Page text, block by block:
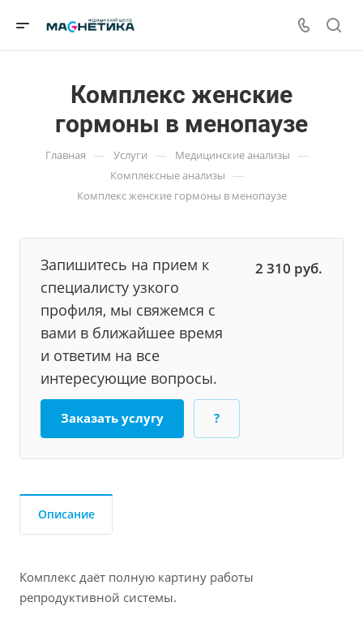
Комплекс женские
гормоны в менопаузе
Главная — Услуги — Медицинские анализы —
Комплексные анализы —
Комплекс женские гормоны в менопаузе
Запишитесь на прием к
специалисту узкого
профиля, мы свяжемся с
вами в ближайшее время
и ответим на все
интересующие вопросы.
2 310 руб.
Заказать услугу ?
Описание
Комплекс даёт полную картину работы
репродуктивной системы.